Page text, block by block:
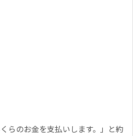
らのお金を支払いします。」と約